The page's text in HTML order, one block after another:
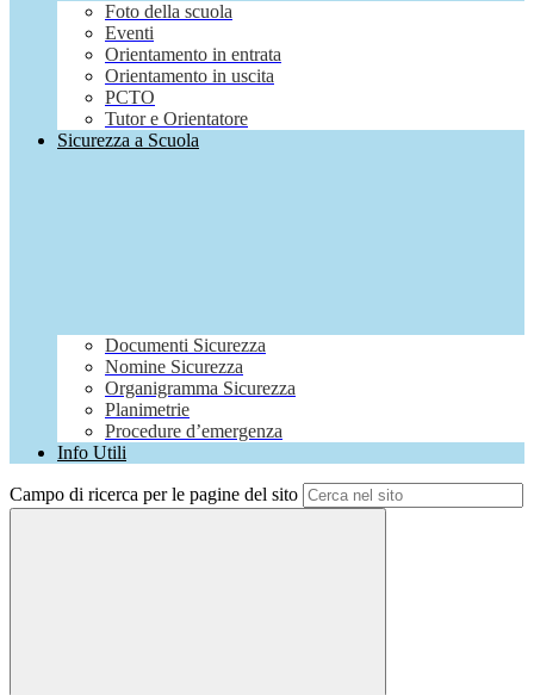
Foto della scuola
Eventi
Orientamento in entrata
Orientamento in uscita
PCTO
Tutor e Orientatore
Sicurezza a Scuola
Documenti Sicurezza
Nomine Sicurezza
Organigramma Sicurezza
Planimetrie
Procedure d’emergenza
Info Utili
Campo di ricerca per le pagine del sito